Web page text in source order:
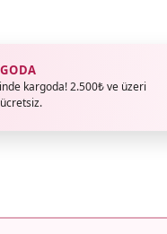
kargoda! 2.500₺ ve üzeri